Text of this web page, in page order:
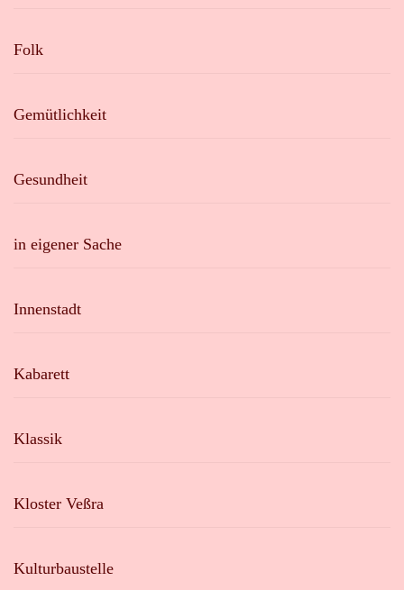
Folk
Gemütlichkeit
Gesundheit
in eigener Sache
Innenstadt
Kabarett
Klassik
Kloster Veßra
Kulturbaustelle